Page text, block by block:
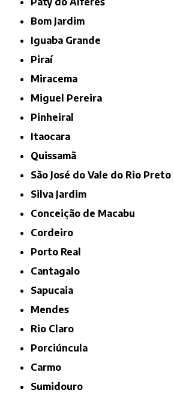
Bom Jardim
Iguaba Grande
Piraí
Miracema
Miguel Pereira
Pinheiral
Itaocara
Quissamã
São José do Vale do Rio Preto
Silva Jardim
Conceição de Macabu
Cordeiro
Porto Real
Cantagalo
Sapucaia
Mendes
Rio Claro
Porciúncula
Carmo
Sumidouro